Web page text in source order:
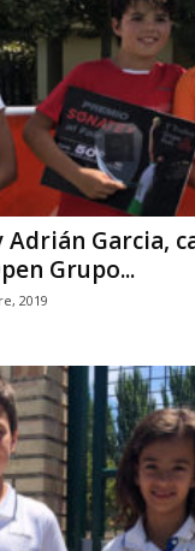
Garcia,
Grupo...
2019